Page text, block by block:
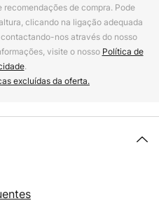
de compra. Pode
clicando na ligação adequada
nos através do nosso
visite o nosso Política de
.
excluídas da oferta.